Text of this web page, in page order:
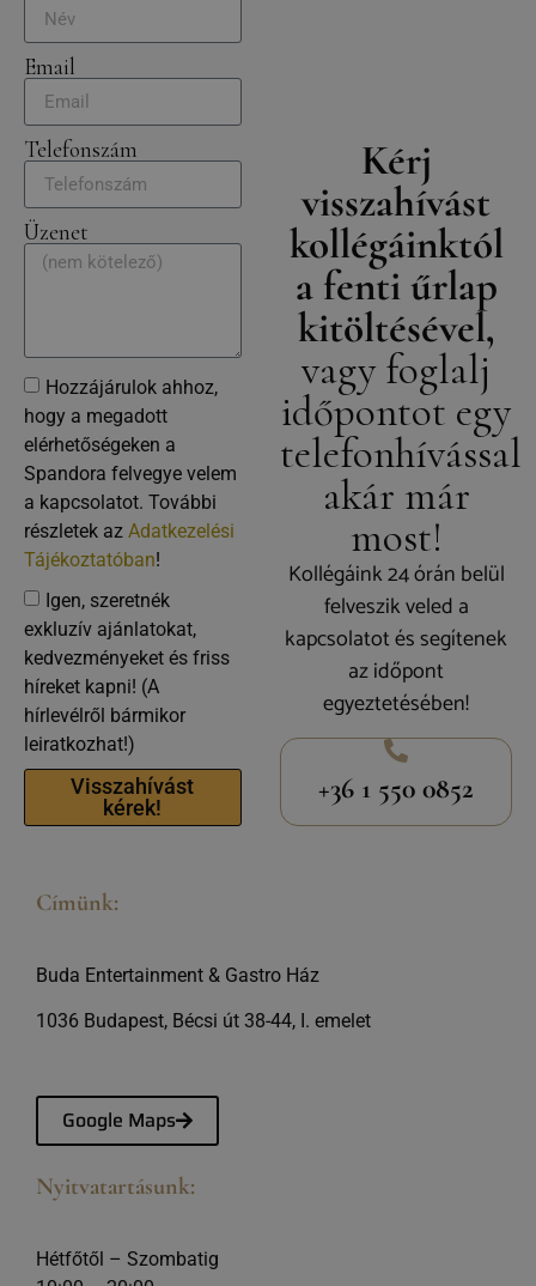
Email
Telefonszám
Üzenet
Hozzájárulok ahhoz,
hogy a megadott
elérhetőségeken a
Spandora felvegye velem
a kapcsolatot. További
részletek az Adatkezelési
Tájékoztatóban!
Igen, szeretnék
exkluzív ajánlatokat,
kedvezményeket és friss
híreket kapni! (A
hírlevélről bármikor
leiratkozhat!)
Visszahívást
kérek!
Kérj
visszahívást
kollégáinktól
a fenti űrlap
kitöltésével,
vagy foglalj
időpontot egy
telefonhívással
akár már
most!
Kollégáink 24 órán belül
felveszik veled a
kapcsolatot és segítenek
az időpont
egyeztetésében!
+36 1 550 0852
Címünk:
Buda Entertainment & Gastro Ház
1036 Budapest, Bécsi út 38-44, I. emelet
Google Maps
Nyitvatartásunk:
Hétfőtől – Szombatig